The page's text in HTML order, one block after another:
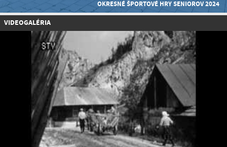
OKRESNÉ ŠPORTOVÉ HRY SENIOROV 2024
VIDEOGALÉRIA